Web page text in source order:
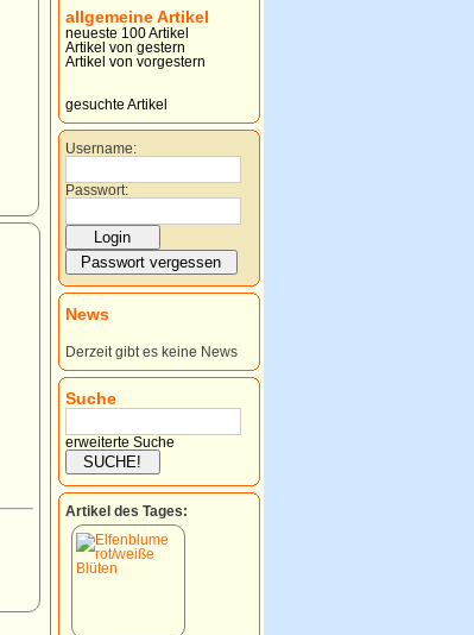
allgemeine Artikel
neueste 100 Artikel
Artikel von gestern
Artikel von vorgestern
gesuchte Artikel
Username:
Passwort:
News
Derzeit gibt es keine News
Suche
erweiterte Suche
Artikel des Tages: